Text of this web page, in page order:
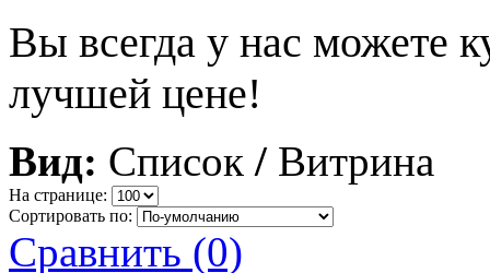
Вы всегда у нас можете
лучшей цене!
Вид: Список / Витрина
На странице:
Сортировать по:
Сравнить (0)